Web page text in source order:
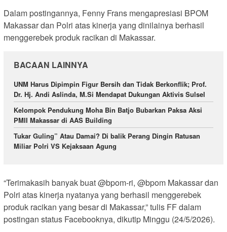
Dalam postingannya, Fenny Frans mengapresiasi BPOM
Makassar dan Polri atas kinerja yang dinilainya berhasil
menggerebek produk racikan di Makassar.
BACAAN LAINNYA
UNM Harus Dipimpin Figur Bersih dan Tidak Berkonflik; Prof.
Dr. Hj. Andi Aslinda, M.Si Mendapat Dukungan Aktivis Sulsel
Kelompok Pendukung Moha Bin Batjo Bubarkan Paksa Aksi
PMII Makassar di AAS Building
Tukar Guling” Atau Damai? Di balik Perang Dingin Ratusan
Miliar Polri VS Kejaksaan Agung
“Terimakasih banyak buat @bpom-ri, @bpom Makassar dan
Polri atas kinerja nyatanya yang berhasil menggerebek
produk racikan yang besar di Makassar,” tulis FF dalam
postingan status Facebooknya, dikutip Minggu (24/5/2026).